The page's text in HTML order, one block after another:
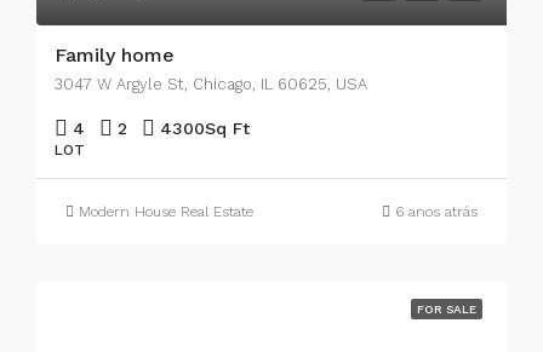
Family home
3047 W Argyle St, Chicago, IL 60625, USA
4 2 4300Sq Ft
LOT
Modern House Real Estate 6 anos atrás
FOR SALE